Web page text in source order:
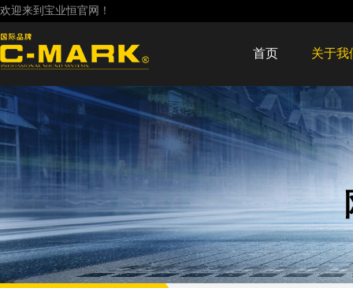
欢迎来到宝业恒官网！
首页 关于我